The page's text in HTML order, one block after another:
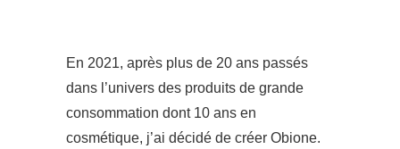
En 2021, après plus de 20 ans passés
dans l’univers des produits de grande
consommation dont 10 ans en
cosmétique, j’ai décidé de créer Obione.